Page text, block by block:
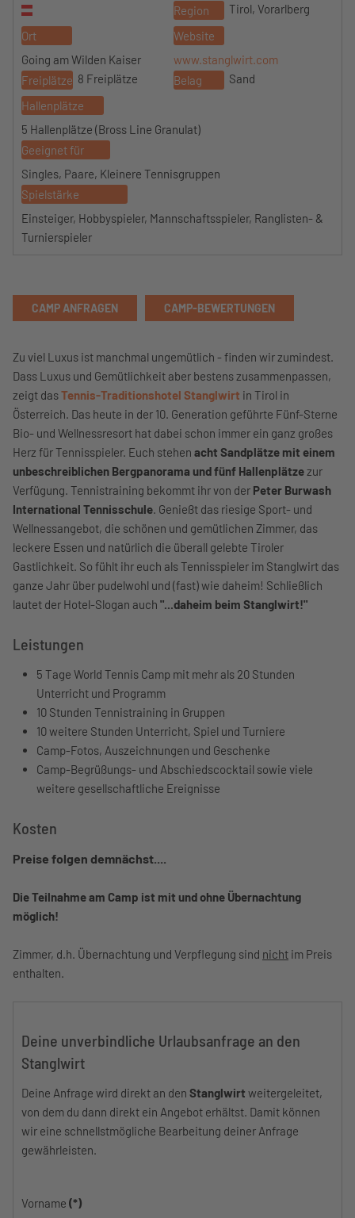
Region
Tirol, Vorarlberg
Ort
Going am Wilden Kaiser
Website
www.stanglwirt.com
Freiplätze 8 Freiplätze Belag
Sand
Hallenplätze
5 Hallenplätze (Bross Line Granulat)
Geeignet für
Singles, Paare, Kleinere Tennisgruppen
Spielstärke
Einsteiger, Hobbyspieler, Mannschaftsspieler, Ranglisten- &
Turnierspieler
CAMP ANFRAGEN CAMP-BEWERTUNGEN
Zu viel Luxus ist manchmal ungemütlich - finden wir zumindest.
Dass Luxus und Gemütlichkeit aber bestens zusammenpassen,
zeigt dasTennis-Traditionshotel Stanglwirt in Tirol in
Österreich. Das heute in der 10. Generation geführte Fünf-Sterne
Bio- und Wellnessresort hat dabei schon immer ein ganz großes
Herz für Tennisspieler. Euch stehen acht Sandplätze mit einem
unbeschreiblichen Bergpanorama und fünf Hallenplätzezur
Verfügung. Tennistraining bekommt ihr von der Peter Burwash
International Tennisschule. Genießt das riesige Sport- und
Wellnessangebot, die schönen und gemütlichen Zimmer, das
leckere Essen und natürlich die überall gelebte Tiroler
Gastlichkeit. So fühlt ihr euch als Tennisspieler im Stanglwirt das
ganze Jahr über pudelwohl und (fast) wie daheim! Schließlich
lautet der Hotel-Slogan auch "...daheim beim Stanglwirt!"
Leistungen
5 Tage World Tennis Camp mit mehr als 20 Stunden
Unterricht und Programm
10 Stunden Tennistraining in Gruppen
10 weitere Stunden Unterricht, Spiel und Turniere
Camp-Fotos, Auszeichnungen und Geschenke
Camp-Begrüßungs- und Abschiedscocktail sowie viele
weitere gesellschaftliche Ereignisse
Kosten
Preise folgen demnächst....
Die Teilnahme am Camp ist mit und ohne Übernachtung
möglich!
Zimmer, d.h. Übernachtung und Verpflegung sind nicht im Preis
enthalten.
Deine unverbindliche Urlaubsanfrage an den
Stanglwirt
Deine Anfrage wird direkt an den Stanglwirt weitergeleitet,
von dem du dann direkt ein Angebot erhältst. Damit können
wir eine schnellstmögliche Bearbeitung deiner Anfrage
gewährleisten.
Vorname (*)